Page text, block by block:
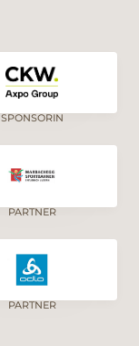
SPONSORIN
PARTNER
PARTNER